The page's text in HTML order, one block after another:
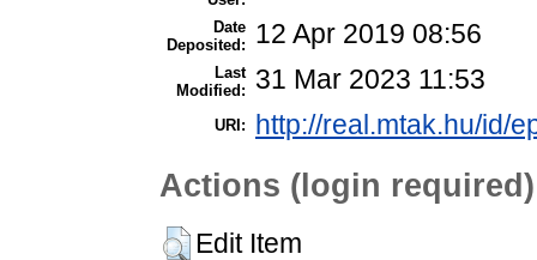
Date
Deposited:
12 Apr 2019 08:56
Last
Modified:
31 Mar 2023 11:53
URI: http://real.mtak.hu/id/
Actions (login required)
Edit Item